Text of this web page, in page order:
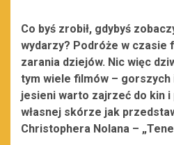
Co byś zrobił, gdybyś
wydarzy? Podróże w czasie
zarania dziejów. Nic więc
tym wiele filmów – gorszych
jesieni warto zajrzeć do kin i
własnej skórze jak
Christophera Nolana –